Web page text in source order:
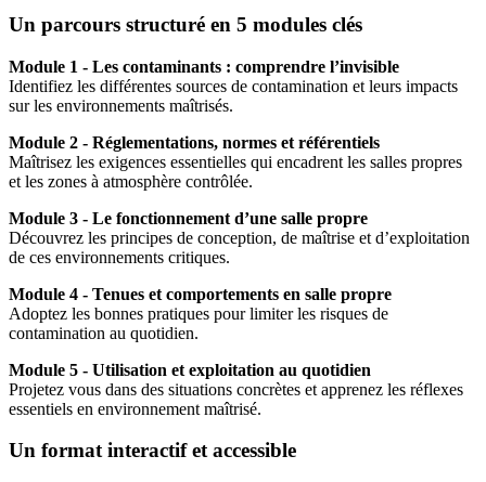
Un parcours structuré en 5 modules clés
Module 1 - Les contaminants : comprendre l’invisible
Identifiez les différentes sources de contamination et leurs impacts
sur les environnements maîtrisés.
Module 2 - Réglementations, normes et référentiels
Maîtrisez les exigences essentielles qui encadrent les salles propres
et les zones à atmosphère contrôlée.
Module 3 - Le fonctionnement d’une salle propre
Découvrez les principes de conception, de maîtrise et d’exploitation
de ces environnements critiques.
Module 4 - Tenues et comportements en salle propre
Adoptez les bonnes pratiques pour limiter les risques de
contamination au quotidien.
Module 5 - Utilisation et exploitation au quotidien
Projetez vous dans des situations concrètes et apprenez les réflexes
essentiels en environnement maîtrisé.
Un format interactif et accessible